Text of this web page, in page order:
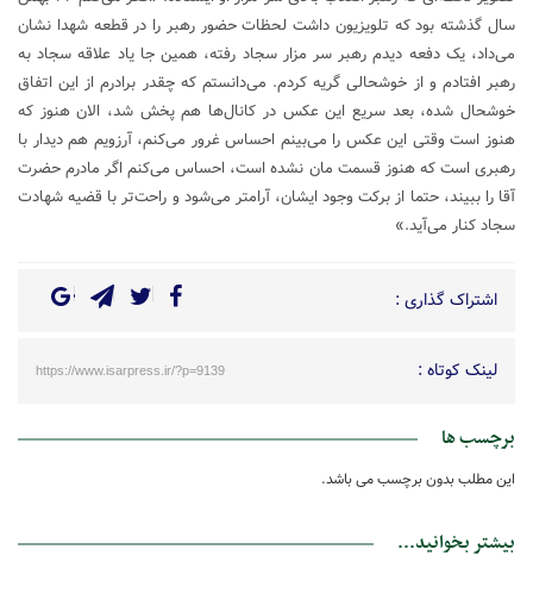
سال گذشته بود که تلویزیون داشت لحظات حضور رهبر را در قطعه شهدا نشان
می‌داد، یک دفعه دیدم رهبر سر مزار سجاد رفته، همین جا یاد علاقه سجاد به
رهبر افتادم و از خوشحالی گریه کردم. می‌دانستم که چقدر برادرم از این اتفاق
خوشحال شده، بعد سریع این عکس در کانال‌ها هم پخش شد، الان هنوز که
هنوز است وقتی این عکس را می‌بینم احساس غرور می‌کنم، آرزویم هم دیدار با
رهبری است که هنوز قسمت مان نشده است، احساس می‌کنم اگر مادرم حضرت
آقا را ببیند، حتما از برکت وجود ایشان، آرامتر می‌شود و راحت‌تر با قضیه شهادت
سجاد کنار می‌آید.»
اشتراک گذاری :
لینک کوتاه : https://www.isarpress.ir/?p=9139
برچسب ها
این مطلب بدون برچسب می باشد.
بیشتر بخوانید...